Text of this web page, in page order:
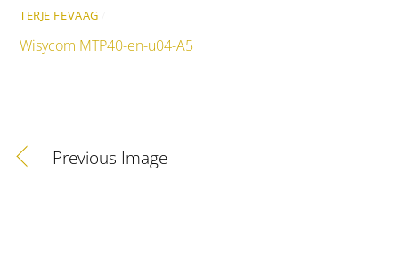
TERJE FEVAAG
Wisycom MTP40-en-u04-A5
Previous Image